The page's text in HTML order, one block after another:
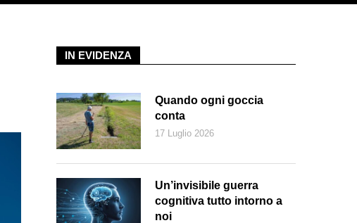
IN EVIDENZA
Quando ogni goccia
conta
17 Luglio 2026
Un’invisibile guerra
cognitiva tutto intorno a
noi